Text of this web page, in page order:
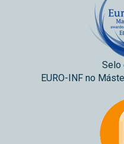
Selo
EURO-INF no